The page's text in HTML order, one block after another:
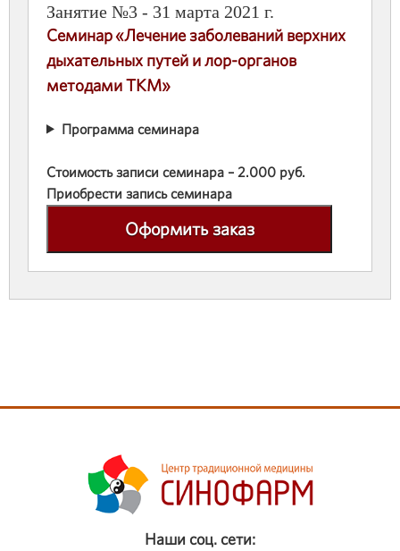
Занятие №3 - 31 марта 2021 г.
Семинар «Лечение заболеваний верхних
дыхательных путей и лор-органов
методами ТКМ»
Программа семинара
Стоимость записи семинара – 2.000 руб.
Приобрести запись семинара
Оформить заказ
Наши соц. сети: